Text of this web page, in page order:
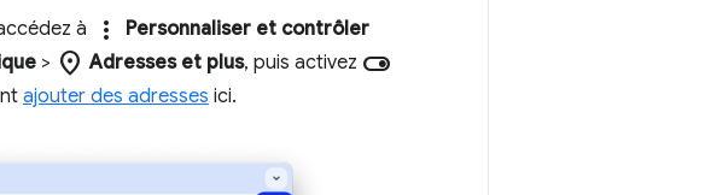
à more_vert
Personnaliser et contrôler
> location_on Adresses et plus, puis activez toggle_on
ajouter des adresses ici.